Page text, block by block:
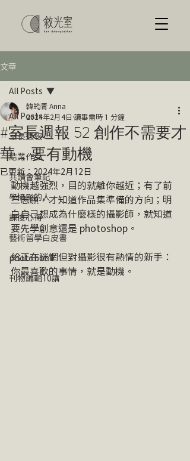
文章
All Posts
室長週報
結業作品
共讀會筆記
學攝影的人
課後心得
藝術留學白皮書
photobook
刊物編輯10講
All Posts
#室長週報 52 創作不需要才
華，要有動機
韓筠青 Anna
2024年2月4日 讀畢需時 1 分鐘
已更新：2024年2月12日
動機越強烈，目的就離你越近；有了前
三志願，才知道作品集準備的方向；明
白自己想成為什麼樣的攝影師，就知道
要先學創意還是 photoshop。
給正在迷惘但對攝影很有熱情的新手：
你最喜歡的事情，就是動機。